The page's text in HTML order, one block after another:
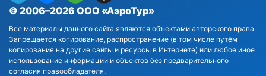
© 2006–2026 ООО «АэроТур»
Все материалы данного сайта являются объектами авторского права.
Запрещается копирование, распространение (в том числе путём
копирования на другие сайты и ресурсы в Интернете) или любое иное
использование информации и объектов без предварительного
согласия правообладателя.